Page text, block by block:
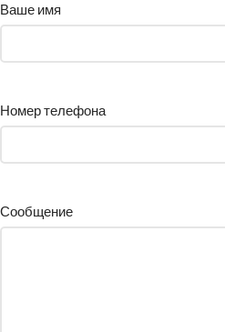
Ваше имя
Номер телефона
Сообщение